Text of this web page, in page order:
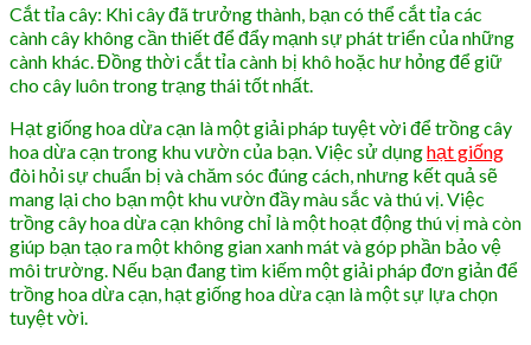
Cắt tỉa cây: Khi cây đã trưởng thành, bạn có thể cắt tỉa các
cành cây không cần thiết để đẩy mạnh sự phát triển của những
cành khác. Đồng thời cắt tỉa cành bị khô hoặc hư hỏng để giữ
cho cây luôn trong trạng thái tốt nhất.
Hạt giống hoa dừa cạn là một giải pháp tuyệt vời để trồng cây
hoa dừa cạn trong khu vườn của bạn. Việc sử dụnghạt giống
đòi hỏi sự chuẩn bị và chăm sóc đúng cách, nhưng kết quả sẽ
mang lại cho bạn một khu vườn đầy màu sắc và thú vị. Việc
trồng cây hoa dừa cạn không chỉ là một hoạt động thú vị mà còn
giúp bạn tạo ra một không gian xanh mát và góp phần bảo vệ
môi trường. Nếu bạn đang tìm kiếm một giải pháp đơn giản để
trồng hoa dừa cạn, hạt giống hoa dừa cạn là một sự lựa chọn
tuyệt vời.